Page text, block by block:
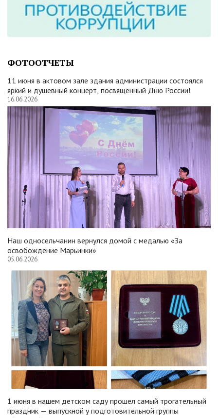
ФОТООТЧЕТЫ
11 июня в актовом зале здания администрации состоялся
яркий и душевный концерт, посвящённый Дню России!
16.06.2026
Наш односельчанин вернулся домой с медалью «За
освобождение Марьинки»
05.06.2026
1 июня в нашем детском саду прошел самый трогательный
праздник — выпускной у подготовительной группы